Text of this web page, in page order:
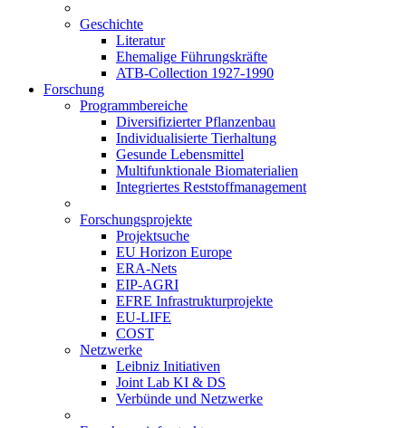
Geschichte
Literatur
Ehemalige Führungskräfte
ATB-Collection 1927-1990
Forschung
Programmbereiche
Diversifizierter Pflanzenbau
Individualisierte Tierhaltung
Gesunde Lebensmittel
Multifunktionale Biomaterialien
Integriertes Reststoffmanagement
Forschungsprojekte
Projektsuche
EU Horizon Europe
ERA-Nets
EIP-AGRI
EFRE Infrastrukturprojekte
EU-LIFE
COST
Netzwerke
Leibniz Initiativen
Joint Lab KI & DS
Verbünde und Netzwerke